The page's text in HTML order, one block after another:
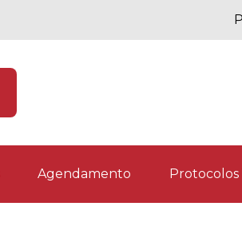
Agendamento Protocolos